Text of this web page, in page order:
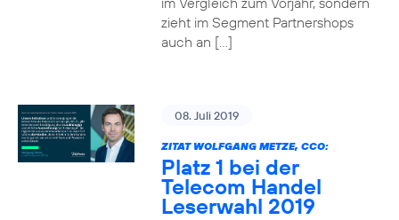
zieht im Segment Partnershops
auch an […]
08. Juli 2019
ZITAT WOLFGANG METZE, CCO:
Platz 1 bei der
Telecom Handel
Leserwahl 2019